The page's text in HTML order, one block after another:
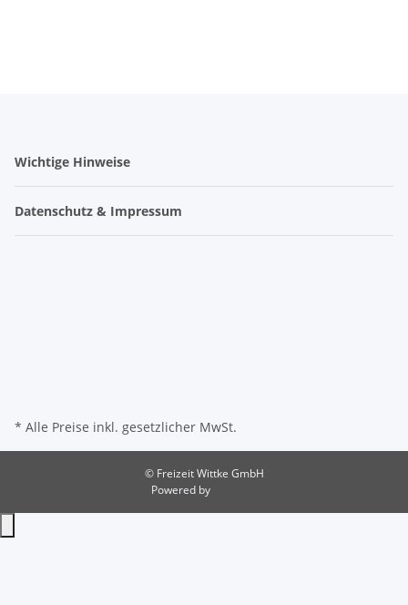
Wichtige Hinweise
Datenschutz & Impressum
* Alle Preise inkl. gesetzlicher MwSt.
© Freizeit Wittke GmbH
Powered by